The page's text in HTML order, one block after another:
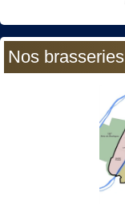
Nos brasseries